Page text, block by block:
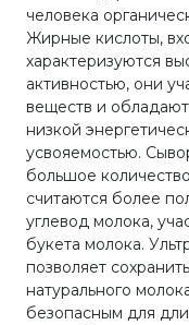
человека
Жирные кислоты,
характеризуются
активностью, они
веществ и
низкой
усвояемостью.
большое
считаются более
углевод молока,
букета молока.
позволяет
натурального
безопасным для